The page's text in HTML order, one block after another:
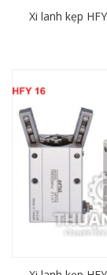
Xi lanh kẹp